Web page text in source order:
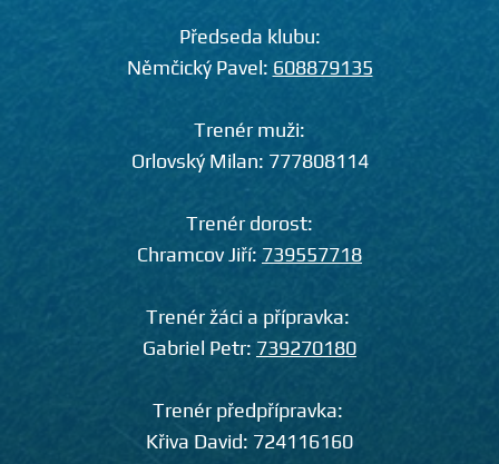
Předseda klubu:
Němčický Pavel: 608879135
Trenér muži:
Orlovský Milan: 777808114
Trenér dorost:
Chramcov Jiří: 739557718
Trenér žáci a přípravka:
Gabriel Petr: 739270180
Trenér předpřípravka:
Křiva David: 724116160